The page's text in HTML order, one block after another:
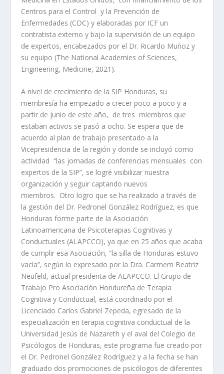
Centros para el Control y la Prevención de
Enfermedades (CDC) y elaboradas por ICF un
contratista externo y bajo la supervisión de un equipo
de expertos, encabezados por el Dr. Ricardo Muñoz y
su equipo (The National Academies of Sciences,
Engineering, Medicine, 2021).
A nivel de crecimiento de la SIP Honduras, su
membresía ha empezado a crecer poco a poco y a
partir de junio de este año, de tres miembros que
estaban activos se pasó a ocho. Se espera que de
acuerdo al plan de trabajo presentado a la
Vicepresidencia de la región y donde se incluyó como
actividad “las jornadas de conferencias mensuales con
expertos de la SIP”, se logré visibilizar nuestra
organización y seguir captando nuevos
miembros. Otro logro que se ha realizado a través de
la gestión del Dr. Pedronel González Rodríguez, es que
Honduras forme parte de la Asociación
Latinoamericana de Psicoterapias Cognitivas y
Conductuales (ALAPCCO), ya que en 25 años que acaba
de cumplir esa Asociación, “la silla de Honduras estuvo
vacía”, según lo expresado por la Dra. Carmem Beatriz
Neufeld, actual presidenta de ALAPCCO. El Grupo de
Trabajo Pro Asociación Hondureña de Terapia
Cognitiva y Conductual, está coordinado por el
Licenciado Carlos Gabriel Zepeda, egresado de la
especialización en terapia cognitiva conductual de la
Universidad Jesús de Nazareth y el aval del Colegio de
Psicólogos de Honduras, este programa fue creado por
el Dr. Pedronel González Rodríguez y a la fecha se han
graduado dos promociones de psicólogos de diferentes